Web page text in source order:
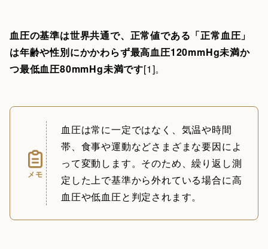
血圧の基準は世界共通で、正常値である「正常血圧」
は年齢や性別にかかわらず最高血圧120mmHg未満か
つ最低血圧80mmHg未満です[1]。
メモ
血圧は常に一定ではなく、気温や時間
帯、食事や運動などさまざまな要因によ
って変動します。そのため、繰り返し測
定した上で基準から外れている場合に高
血圧や低血圧と判定されます。